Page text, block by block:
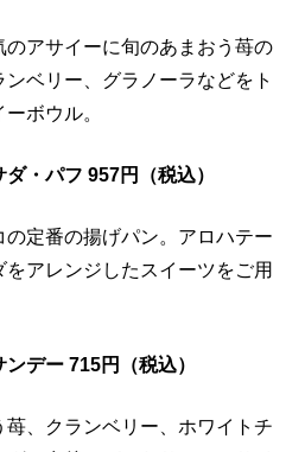
のアサイーに旬のあまおう苺の
ベリー、グラノーラなどをト
ボウル。
・パフ 957円（税込）
の定番の揚げパン。アロハテー
アレンジしたスイーツをご用
デー 715円（税込）
、クランベリー、ホワイトチ